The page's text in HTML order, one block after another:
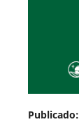
Publicado: